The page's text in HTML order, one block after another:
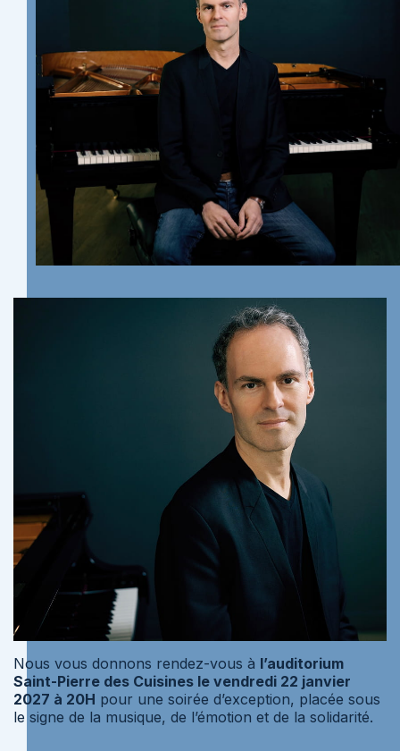
Nous vous donnons rendez-vous à l’auditorium
Saint-Pierre des Cuisines le vendredi 22 janvier
2027 à 20H pour une soirée d’exception, placée sous
le signe de la musique, de l’émotion et de la solidarité.